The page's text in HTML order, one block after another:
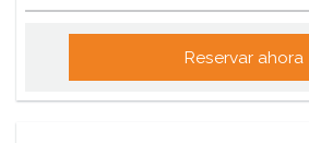
Reservar ahora